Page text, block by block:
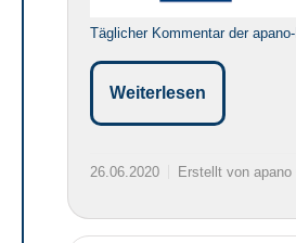
Täglicher Kommentar der
Weiterlesen
26.06.2020 Erstellt von apano